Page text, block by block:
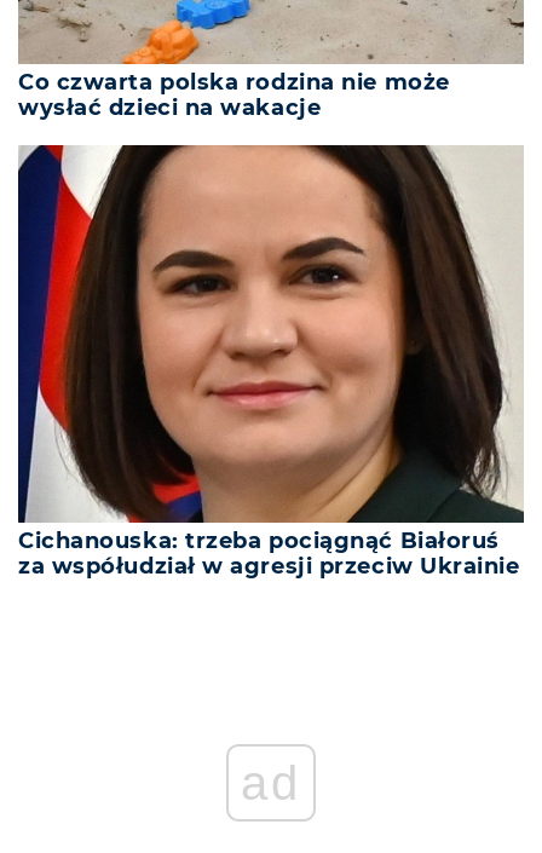
Co czwarta polska rodzina nie może
wysłać dzieci na wakacje
Cichanouska: trzeba pociągnąć Białoruś
za współudział w agresji przeciw Ukrainie
ad